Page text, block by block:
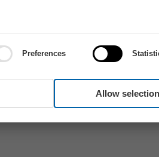
Preferences
Allow selection